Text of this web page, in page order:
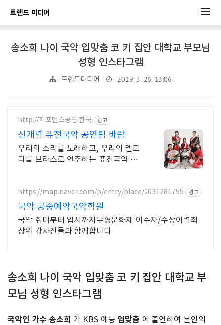
송소희 나이 국악 입맞춤 코 키 집안 대학교 부모님
성형 인스타그램
트렌드미디어 2019. 3. 26. 13:06
http://퍼포먼스공연.한국 광고
신개념 퓨전국악 공연팀 바람
우리의 소리를 노래하고, 우리의 멜로
디를 브라스로 연주하는 퓨전국악 공
https://map.naver.com/p/entry/place/2031281755 광고
국악 궁중예악국악학원
국악 취미부터 입시까지무형문화제 이수자/수상이력최
상위 강사진들과 함께합니다
송소희 나이 국악 입맞춤 코 키 집안 대학교 부
모님 성형 인스타그램
국악인 가수 송소희 가 KBS 예능 입맞춤 에 출연하여 본인의